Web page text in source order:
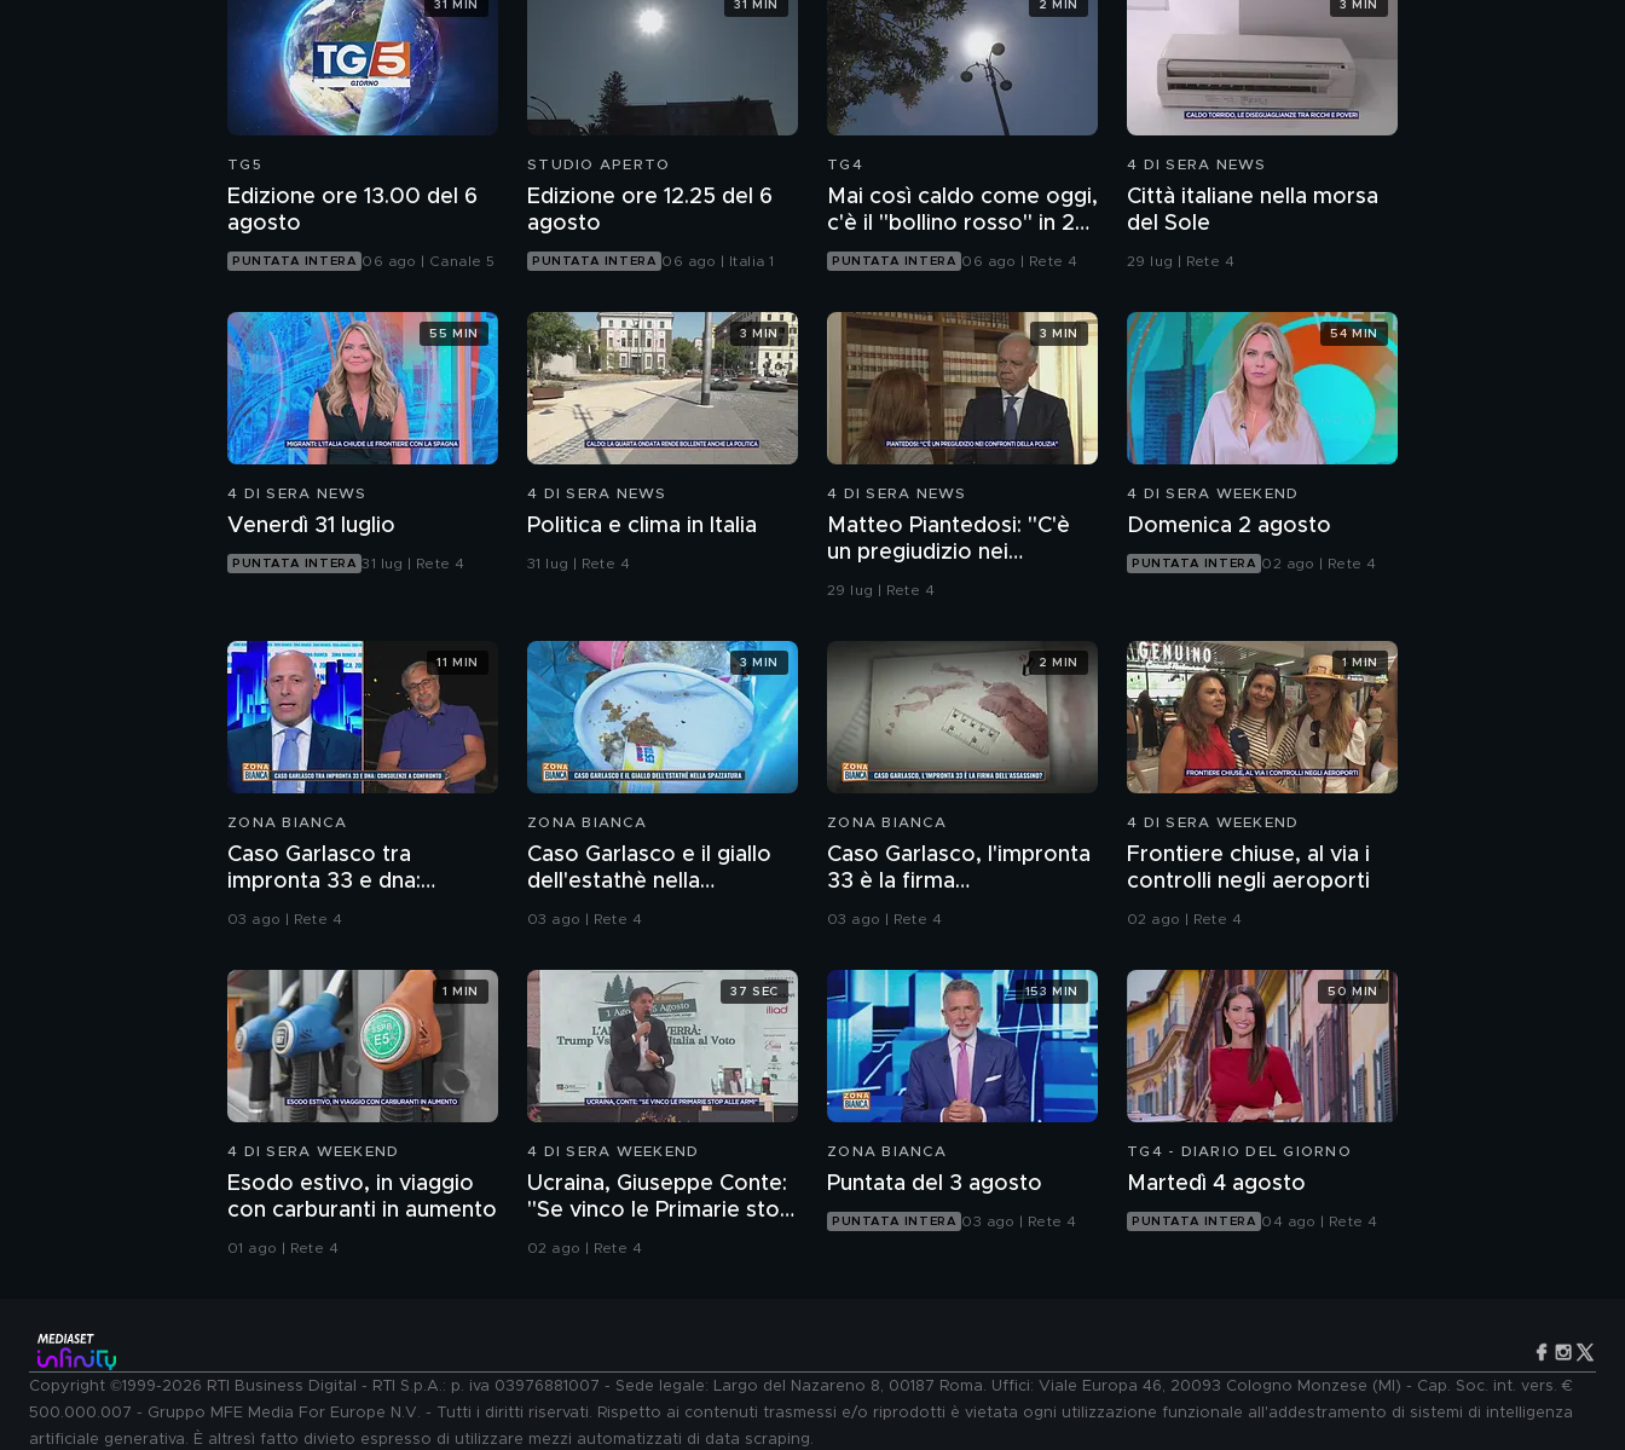
TG5
Edizione ore 13.00 del 6
agosto
PUNTATA INTERA 06 ago | Canale 5
31 MIN
STUDIO APERTO
Edizione ore 12.25 del 6
agosto
PUNTATA INTERA 06 ago | Italia 1
31 MIN
TG4
Mai così caldo come oggi,
c'è il "bollino rosso" in 27
città
PUNTATA INTERA 06 ago | Rete 4
2 MIN
4 DI SERA NEWS
Città italiane nella morsa
del Sole
29 lug | Rete 4
3 MIN
4 DI SERA NEWS
Venerdì 31 luglio
PUNTATA INTERA 31 lug | Rete 4
55 MIN
4 DI SERA NEWS
Politica e clima in Italia
31 lug | Rete 4
3 MIN
4 DI SERA NEWS
Matteo Piantedosi: "C'è
un pregiudizio nei
confronti della polizia"
29 lug | Rete 4
3 MIN
4 DI SERA WEEKEND
Domenica 2 agosto
PUNTATA INTERA 02 ago | Rete 4
54 MIN
ZONA BIANCA
Caso Garlasco tra
impronta 33 e dna:
consulenze a confronto
03 ago | Rete 4
11 MIN
ZONA BIANCA
Caso Garlasco e il giallo
dell'estathè nella
spazzatura
03 ago | Rete 4
3 MIN
ZONA BIANCA
Caso Garlasco, l'impronta
33 è la firma
dell'assassino?
03 ago | Rete 4
2 MIN
4 DI SERA WEEKEND
Frontiere chiuse, al via i
controlli negli aeroporti
02 ago | Rete 4
1 MIN
4 DI SERA WEEKEND
Esodo estivo, in viaggio
con carburanti in aumento
01 ago | Rete 4
1 MIN
4 DI SERA WEEKEND
Ucraina, Giuseppe Conte:
"Se vinco le Primarie stop
alle armi"
02 ago | Rete 4
37 SEC
ZONA BIANCA
Puntata del 3 agosto
PUNTATA INTERA 03 ago | Rete 4
153 MIN
TG4 - DIARIO DEL GIORNO
Martedì 4 agosto
PUNTATA INTERA 04 ago | Rete 4
50 MIN
Copyright ©1999-2026 RTI Business Digital - RTI S.p.A.: p. iva 03976881007 - Sede legale: Largo del Nazareno 8, 00187 Roma. Uffici: Viale Europa 46, 20093 Cologno Monzese (MI) - Cap. Soc. int. vers. €
500.000.007 - Gruppo MFE Media For Europe N.V. - Tutti i diritti riservati. Rispetto ai contenuti trasmessi e/o riprodotti è vietata ogni utilizzazione funzionale all'addestramento di sistemi di intelligenza
artificiale generativa. È altresì fatto divieto espresso di utilizzare mezzi automatizzati di data scraping.